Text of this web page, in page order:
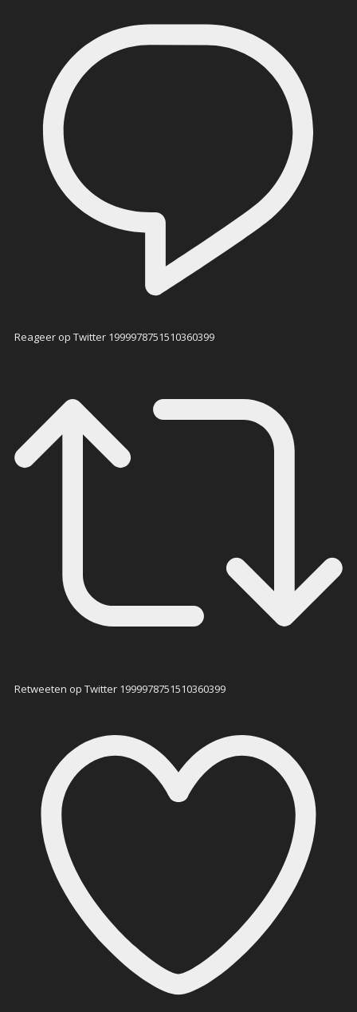
Reageer op Twitter 1999978751510360399
Retweeten op Twitter 1999978751510360399